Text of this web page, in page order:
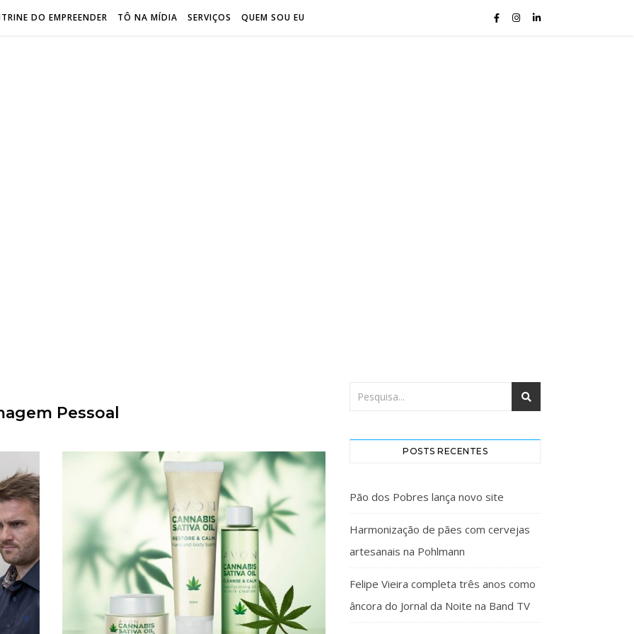
DO EMPREENDER TÔ NA MÍDIA SERVIÇOS QUEM SOU EU
Pessoal
POSTS RECENTES
Pão dos Pobres lança novo site
Harmonização de pães com cervejas
artesanais na Pohlmann
Felipe Vieira completa três anos como
âncora do Jornal da Noite na Band TV